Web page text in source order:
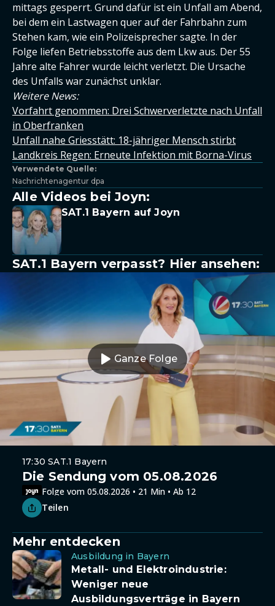
mittags gesperrt. Grund dafür ist ein Unfall am Abend,
bei dem ein Lastwagen quer auf der Fahrbahn zum
Stehen kam, wie ein Polizeisprecher sagte. In der
Folge liefen Betriebsstoffe aus dem Lkw aus. Der 55
Jahre alte Fahrer wurde leicht verletzt. Die Ursache
des Unfalls war zunächst unklar.
Weitere News:
Vorfahrt genommen: Drei Schwerverletzte nach Unfall
in Oberfranken
Unfall nahe Griesstätt: 18-jähriger Mensch stirbt
Landkreis Regen: Erneute Infektion mit Borna-Virus
Verwendete Quelle:
Nachrichtenagentur dpa
Alle Videos bei Joyn:
SAT.1 Bayern auf Joyn
SAT.1 Bayern verpasst? Hier ansehen:
Ganze Folge
17:30 SAT.1 Bayern
Die Sendung vom 05.08.2026
Folge vom 05.08.2026 • 21 Min • Ab 12
Teilen
Mehr entdecken
Ausbildung in Bayern
Metall- und Elektroindustrie:
Weniger neue
Ausbildungsverträge in Bayern